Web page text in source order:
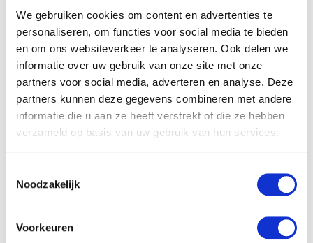
We gebruiken cookies om content en advertenties te
personaliseren, om functies voor social media te bieden
en om ons websiteverkeer te analyseren. Ook delen we
informatie over uw gebruik van onze site met onze
partners voor social media, adverteren en analyse. Deze
partners kunnen deze gegevens combineren met andere
informatie die u aan ze heeft verstrekt of die ze hebben
verzameld op basis van uw gebruik van hun services.
Noodzakelijk
Voorkeuren
KIM KÖTTER DEELT PRACHTIGE
GEZINSFOTO MET HAAR
MANNEN
JOSJE HUISMAN SHOWT
BABYBUIK OP IBIZA